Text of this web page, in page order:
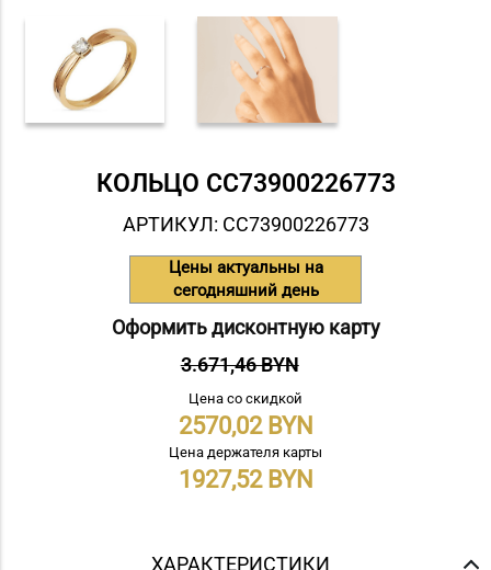
КОЛЬЦО СC73900226773
АРТИКУЛ: СC73900226773
Цены актуальны на
сегодняшний день
Оформить дисконтную карту
3.671,46 BYN
Цена со скидкой
2570,02
Цена держателя карты
1927,52
ХАРАКТЕРИСТИКИ